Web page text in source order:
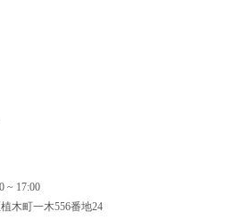
~ 17:00
木町一木556番地24